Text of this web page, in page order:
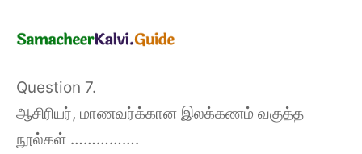
Question 7.
ஆசிரியர், மாணவர்க்கான இலக்கணம் வகுத்த
நூல்கள் …………….